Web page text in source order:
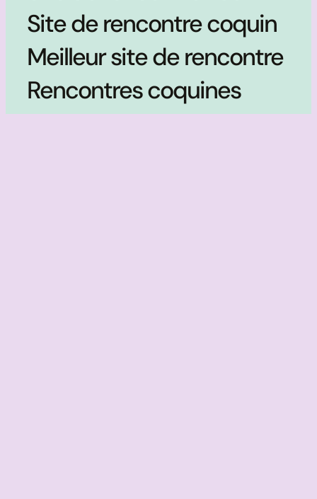
Site de rencontre coquin
Meilleur site de rencontre
Rencontres coquines